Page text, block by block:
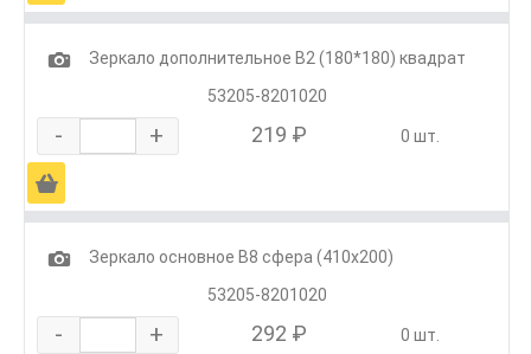
1
Зеркало дополнительное В2 (180*180) квадрат
53205-8201020
- + 219 ₽ 0 шт.
Ä
1
Зеркало основное В8 сфера (410х200)
53205-8201020
- + 292 ₽ 0 шт.